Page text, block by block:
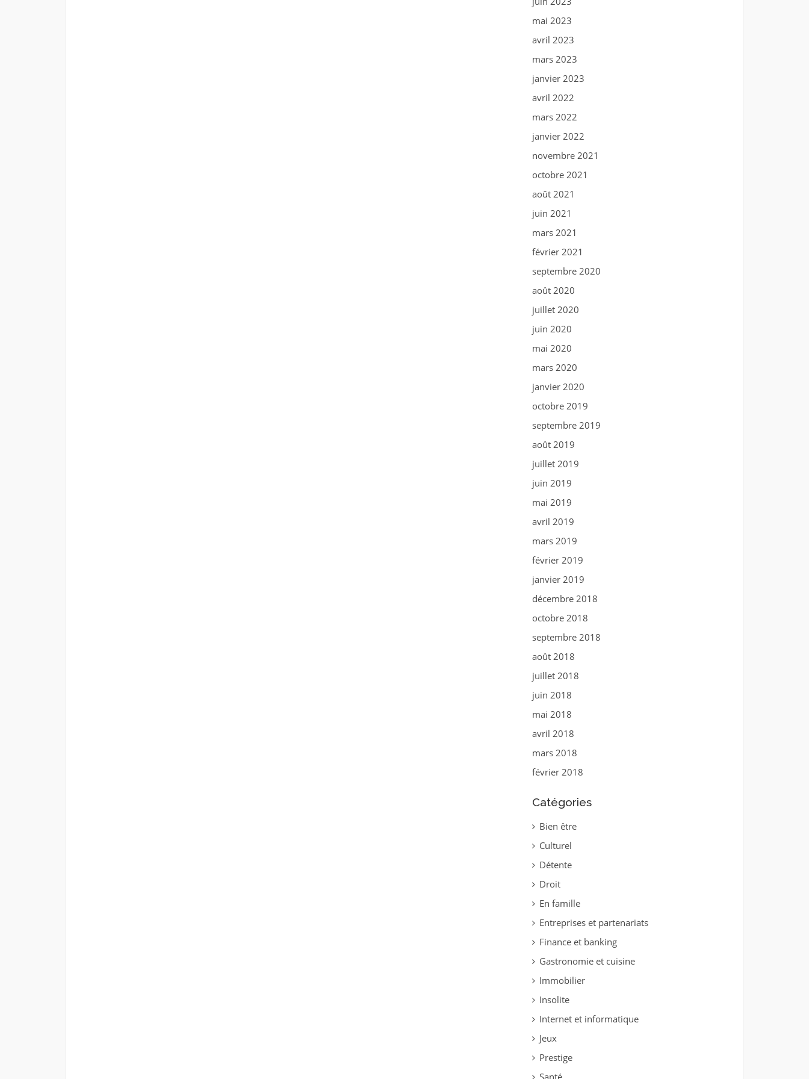
mai 2023
avril 2023
mars 2023
janvier 2023
avril 2022
mars 2022
janvier 2022
novembre 2021
octobre 2021
août 2021
juin 2021
mars 2021
février 2021
septembre 2020
août 2020
juillet 2020
juin 2020
mai 2020
mars 2020
janvier 2020
octobre 2019
septembre 2019
août 2019
juillet 2019
juin 2019
mai 2019
avril 2019
mars 2019
février 2019
janvier 2019
décembre 2018
octobre 2018
septembre 2018
août 2018
juillet 2018
juin 2018
mai 2018
avril 2018
mars 2018
février 2018
Catégories
Bien être
Culturel
Détente
Droit
En famille
Entreprises et partenariats
Finance et banking
Gastronomie et cuisine
Immobilier
Insolite
Internet et informatique
Jeux
Prestige
Santé